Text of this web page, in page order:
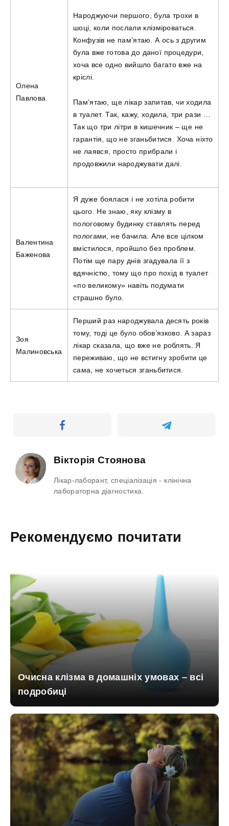
Олена
Павлова
Народжуючи першого, була трохи в
шоці, коли послали клізміроваться.
Конфузів не пам’ятаю. А ось з другим
була вже готова до даної процедури,
хоча все одно вийшло багато вже на
кріслі.
Пам’ятаю, ще лікар запитав, чи ходила
в туалет. Так, кажу, ходила, три рази …
Так що три літри в кишечник – ще не
гарантія, що не зганьбитися. Хоча ніхто
не лаявся, просто прибрали і
продовжили народжувати далі.
Валентина
Баженова
Я дуже боялася і не хотіла робити
цього. Не знаю, яку клізму в
пологовому будинку ставлять перед
пологами, не бачила. Але все цілком
вмістилося, пройшло без проблем.
Потім ще пару днів згадувала її з
вдячністю, тому що про похід в туалет
«по великому» навіть подумати
страшно було.
Зоя
Малиновська
Перший раз народжувала десять років
тому, тоді це було обов’язково. А зараз
лікар сказала, що вже не роблять. Я
переживаю, що не встигну зробити це
сама, не хочеться зганьбитися.
Вікторія Стоянова
Лікар-лаборант, спеціалізація - клінічна
лабораторна діагностика.
Рекомендуємо почитати
Очисна клізма в домашніх умовах – всі
подробиці